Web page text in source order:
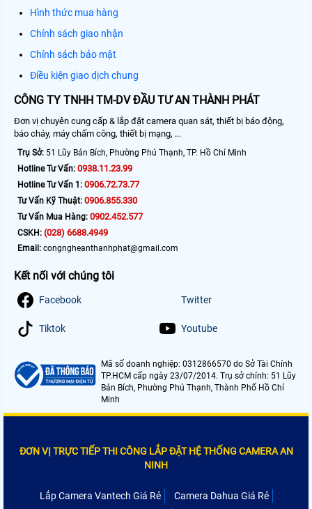
Hình thức mua hàng
Chính sách giao nhận
Chính sách bảo mật
Điều kiện giao dịch chung
CÔNG TY TNHH TM-DV ĐẦU TƯ AN THÀNH PHÁT
Đơn vị chuyên cung cấp & lắp đặt camera quan sát, thiết bị báo động,
báo cháy, máy chấm công, thiết bị mạng, ...
Trụ Sở: 51 Lũy Bán Bích, Phường Phú Thạnh, TP. Hồ Chí Minh
Hotline Tư Vấn: 0938.11.23.99
Hotline Tư Vấn 1: 0906.72.73.77
Tư Vấn Kỹ Thuật: 0906.855.330
Tư Vấn Mua Hàng: 0902.452.577
CSKH: (028) 6688.4949
Email: congngheanthanhphat@gmail.com
Kết nối với chúng tôi
Facebook Twitter
Tiktok Youtube
Mã số doanh nghiệp: 0312866570 do Sở Tài Chính
TP.HCM cấp ngày 23/07/2014. Trụ sở chính: 51 Lũy
Bán Bích, Phường Phú Thạnh, Thành Phố Hồ Chí
Minh
ĐƠN VỊ TRỰC TIẾP THI CÔNG LẮP ĐẶT HỆ THỐNG CAMERA AN
NINH
Lắp Camera Vantech Giá Rẻ Camera Dahua Giá Rẻ